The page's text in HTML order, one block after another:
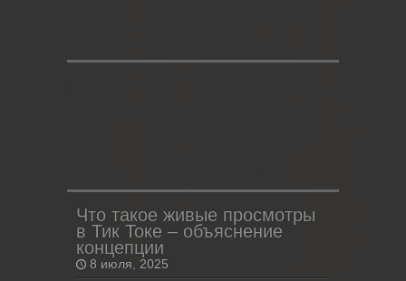
Что такое живые просмотры
в Тик Токе – объяснение
концепции
8 июля, 2025